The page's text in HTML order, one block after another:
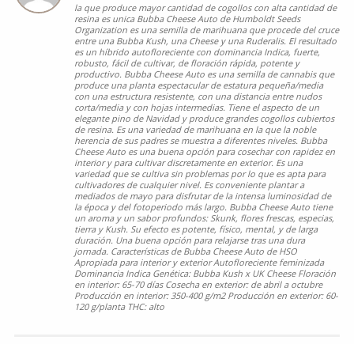
la que produce mayor cantidad de cogollos con alta cantidad de
resina es unica Bubba Cheese Auto de Humboldt Seeds
Organization es una semilla de marihuana que procede del cruce
entre una Bubba Kush, una Cheese y una Ruderalis. El resultado
es un híbrido autofloreciente con dominancia Indica, fuerte,
robusto, fácil de cultivar, de floración rápida, potente y
productivo. Bubba Cheese Auto es una semilla de cannabis que
produce una planta espectacular de estatura pequeña/media
con una estructura resistente, con una distancia entre nudos
corta/media y con hojas intermedias. Tiene el aspecto de un
elegante pino de Navidad y produce grandes cogollos cubiertos
de resina. Es una variedad de marihuana en la que la noble
herencia de sus padres se muestra a diferentes niveles. Bubba
Cheese Auto es una buena opción para cosechar con rapidez en
interior y para cultivar discretamente en exterior. Es una
variedad que se cultiva sin problemas por lo que es apta para
cultivadores de cualquier nivel. Es conveniente plantar a
mediados de mayo para disfrutar de la intensa luminosidad de
la época y del fotoperiodo más largo. Bubba Cheese Auto tiene
un aroma y un sabor profundos: Skunk, flores frescas, especias,
tierra y Kush. Su efecto es potente, físico, mental, y de larga
duración. Una buena opción para relajarse tras una dura
jornada. Características de Bubba Cheese Auto de HSO
Apropiada para interior y exterior Autofloreciente feminizada
Dominancia Indica Genética: Bubba Kush x UK Cheese Floración
en interior: 65-70 días Cosecha en exterior: de abril a octubre
Producción en interior: 350-400 g/m2 Producción en exterior: 60-
120 g/planta THC: alto